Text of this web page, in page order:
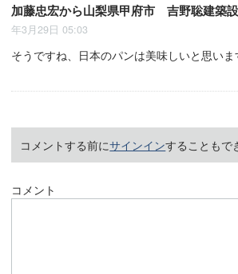
加藤忠宏から山梨県甲府市 吉野聡建築
年3月29日 05:03
そうですね、日本のパンは美味しいと思いま
コメントする前にサインインすることもで
コメント